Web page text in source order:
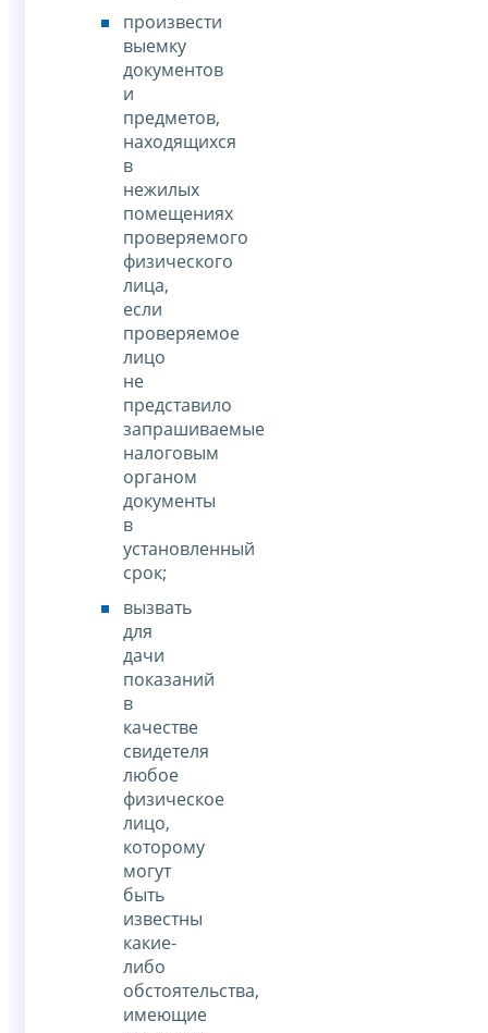
произвести
выемку
документов
и
предметов,
находящихся
в
нежилых
помещениях
проверяемого
физического
лица,
если
проверяемое
лицо
не
представило
запрашиваемые
налоговым
органом
документы
в
установленный
срок;
вызвать
для
дачи
показаний
в
качестве
свидетеля
любое
физическое
лицо,
которому
могут
быть
известны
какие-
либо
обстоятельства,
имеющие